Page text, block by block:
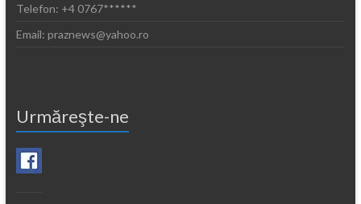
Telefon: +4 0767******
Email: praznews@yahoo.ro
Urmăreşte-ne